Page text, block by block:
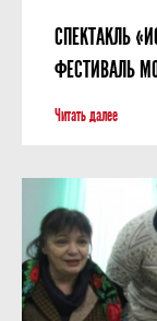
СПЕКТАКЛЬ
ФЕСТИВАЛЬ
Читать далее